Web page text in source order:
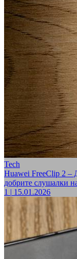
Tech
Huawei FreeClip 2 –
добрите слушалки
1 | 15.01.2026